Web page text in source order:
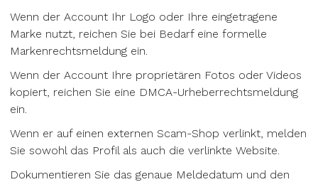
Wenn der Account Ihr Logo oder Ihre eingetragene
Marke nutzt, reichen Sie bei Bedarf eine formelle
Markenrechtsmeldung ein.
Wenn der Account Ihre proprietären Fotos oder Videos
kopiert, reichen Sie eine DMCA-Urheberrechtsmeldung
ein.
Wenn er auf einen externen Scam-Shop verlinkt, melden
Sie sowohl das Profil als auch die verlinkte Website.
Dokumentieren Sie das genaue Meldedatum und den